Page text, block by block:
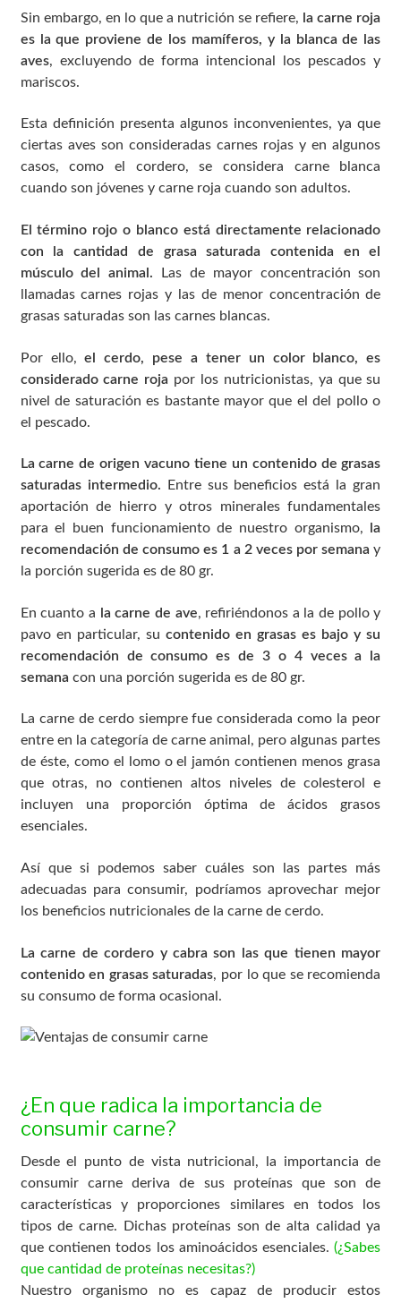
Sin embargo, en lo que a nutrición se refiere, la carne roja
es la que proviene de los mamíferos, y la blanca de las
aves, excluyendo de forma intencional los pescados y
mariscos.
Esta definición presenta algunos inconvenientes, ya que
ciertas aves son consideradas carnes rojas y en algunos
casos, como el cordero, se considera carne blanca
cuando son jóvenes y carne roja cuando son adultos.
El término rojo o blanco está directamente relacionado
con la cantidad de grasa saturada contenida en el
músculo del animal. Las de mayor concentración son
llamadas carnes rojas y las de menor concentración de
grasas saturadas son las carnes blancas.
Por ello,el cerdo, pese a tener un color blanco, es
considerado carne roja por los nutricionistas, ya que su
nivel de saturación es bastante mayor que el del pollo o
el pescado.
La carne de origen vacuno tiene un contenido de grasas
saturadas intermedio. Entre sus beneficios está la gran
aportación de hierro y otros minerales fundamentales
para el buen funcionamiento de nuestro organismo,
la
recomendación de consumo es 1 a 2 veces por semana y
la porción sugerida es de 80 gr.
En cuanto a la carne de ave, refiriéndonos a la de pollo y
pavo en particular, su contenido en grasas es bajo y su
recomendación de consumo es de 3 o 4 veces a la
semana con una porción sugerida es de 80 gr.
La carne de cerdo siempre fue considerada como la peor
entre en la categoría de carne animal, pero algunas partes
de éste, como el lomo o el jamón contienen menos grasa
que otras, no contienen altos niveles de colesterol e
incluyen una proporción óptima de ácidos grasos
esenciales.
Así que si podemos saber cuáles son las partes más
adecuadas para consumir, podríamos aprovechar mejor
los beneficios nutricionales de la carne de cerdo.
La carne de cordero y cabra son las que tienen mayor
contenido en grasas saturadas, por lo que se recomienda
su consumo de forma ocasional.
¿En que radica la importancia de
consumir carne?
Desde el punto de vista nutricional, la importancia de
consumir carne deriva de sus proteínas que son de
características y proporciones similares en todos los
tipos de carne. Dichas proteínas son de alta calidad ya
que contienen todos los aminoácidos esenciales.(¿Sabes
que cantidad de proteínas necesitas?)
Nuestro organismo no es capaz de producir estos